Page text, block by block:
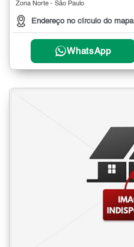
Zona Norte - São Paulo
Endereço no círculo do mapa
WhatsApp